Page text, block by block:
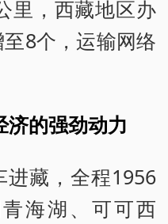
里，西藏地区办
8个，运输网络
济的强劲动力
进藏，全程1956
海湖、可可西